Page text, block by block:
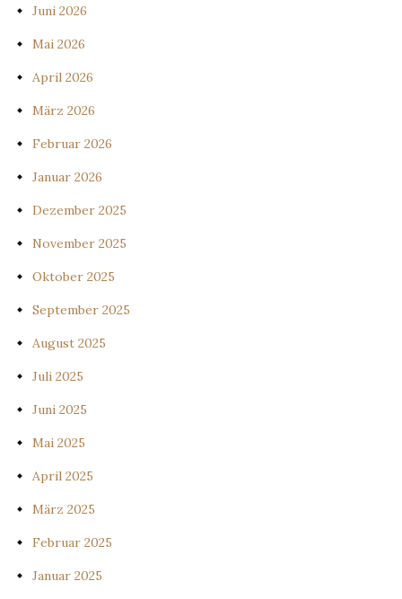
Juni 2026
Mai 2026
April 2026
März 2026
Februar 2026
Januar 2026
Dezember 2025
November 2025
Oktober 2025
September 2025
August 2025
Juli 2025
Juni 2025
Mai 2025
April 2025
März 2025
Februar 2025
Januar 2025